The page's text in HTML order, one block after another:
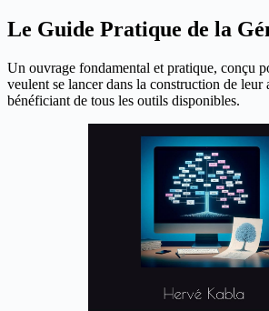
Le Guide Pratique de la
Un ouvrage fondamental et pratique, conçu
veulent se lancer dans la construction de leur
bénéficiant de tous les outils disponibles.